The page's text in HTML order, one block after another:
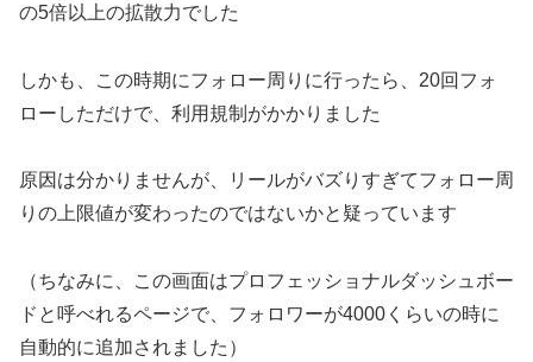
の5倍以上の拡散力でした
しかも、この時期にフォロー周りに行ったら、20回フォ
ローしただけで、利用規制がかかりました
原因は分かりませんが、リールがバズりすぎてフォロー周
りの上限値が変わったのではないかと疑っています
（ちなみに、この画面はプロフェッショナルダッシュボー
ドと呼べれるページで、フォロワーが4000くらいの時に
自動的に追加されました）